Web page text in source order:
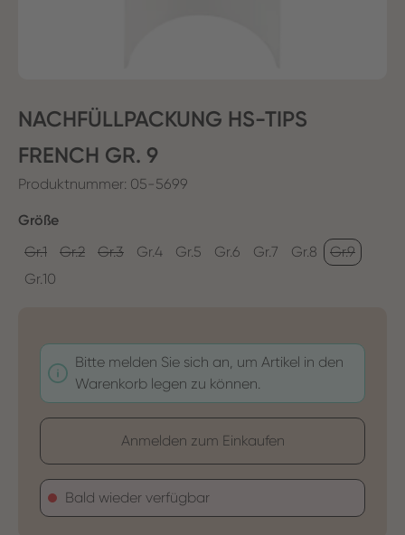
NACHFÜLLPACKUNG HS-TIPS
FRENCH GR. 9
Produktnummer: 05-5699
Größeauswählen
Gr.1
Gr.2 Gr.3 Gr.4 Gr.5 Gr.6 Gr.7 Gr.8
Gr.9
Gr.10
Bitte melden Sie sich an, um Artikel in den
Warenkorb legen zu können.
Anmelden zum Einkaufen
Bald wieder verfügbar